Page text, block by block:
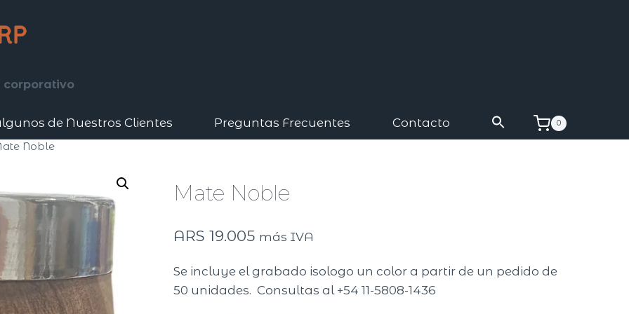
corporativo
de Nuestros Clientes Preguntas Frecuentes Contacto 0
Noble
Mate Noble
ARS 19.005 más IVA
Se incluye el grabado isologo un color a partir de un pedido de
50 unidades. Consultas al +54 11-5808-1436